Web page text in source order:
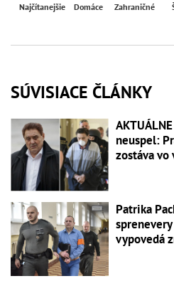
Najčítanejšie Domáce Zahraničné
SÚVISIACE ČLÁNKY
neuspel:
zostáva vo
Patrika
vypovedá